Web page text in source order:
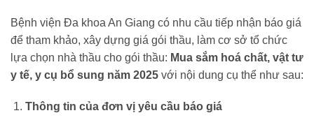
Bệnh viện Đa khoa An Giang có nhu cầu tiếp nhận báo giá
để tham khảo, xây dựng giá gói thầu, làm cơ sở tổ chức
lựa chọn nhà thầu cho gói thầu: Mua sắm hoá chất, vật tư
y tế, y cụ bổ sung năm 2025 với nội dung cụ thể như sau:
Thông tin của đơn vị yêu cầu báo giá